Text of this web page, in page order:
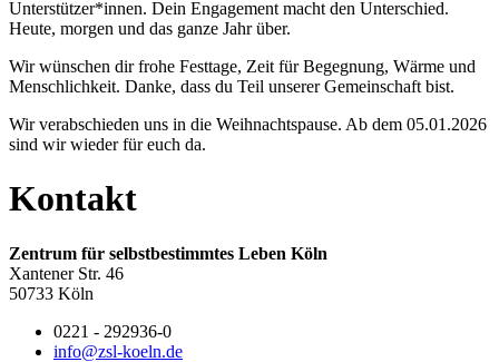
Unterstützer*innen. Dein Engagement macht den Unterschied.
Heute, morgen und das ganze Jahr über.
Wir wünschen dir frohe Festtage, Zeit für Begegnung, Wärme und
Menschlichkeit. Danke, dass du Teil unserer Gemeinschaft bist.
Wir verabschieden uns in die Weihnachtspause. Ab dem 05.01.2026
sind wir wieder für euch da.
Kontakt
Zentrum für selbstbestimmtes Leben Köln
Xantener Str. 46
50733 Köln
0221 - 292936-0
info@zsl-koeln.de